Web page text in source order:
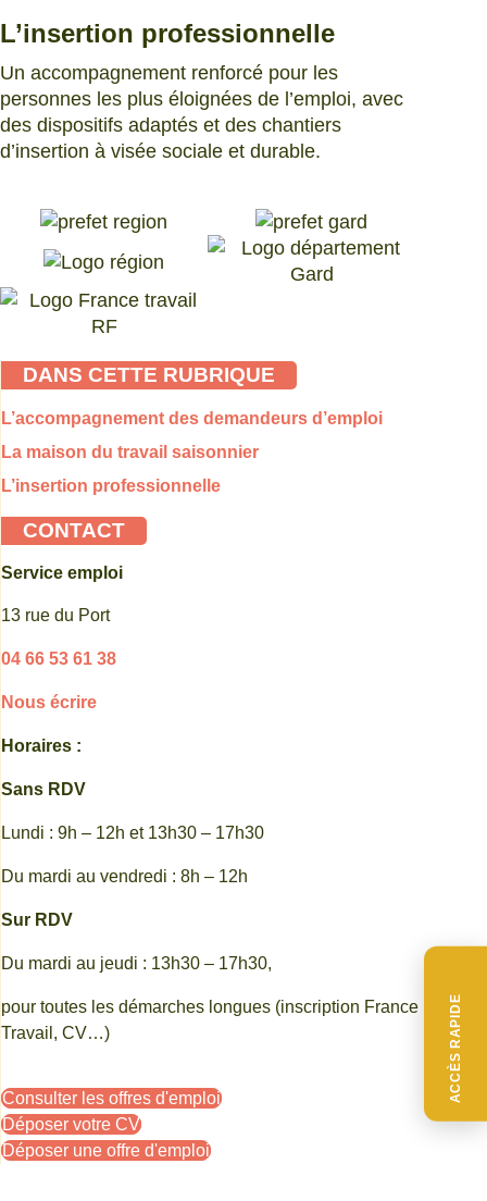
ACCÈS RAPIDE
L’insertion professionnelle
Un accompagnement renforcé pour les
personnes les plus éloignées de l’emploi, avec
des dispositifs adaptés et des chantiers
d’insertion à visée sociale et durable.
DANS CETTE RUBRIQUE
L’accompagnement des demandeurs d’emploi
La maison du travail saisonnier
L’insertion professionnelle
CONTACT
Service emploi
13 rue du Port
04 66 53 61 38
Nous écrire
Horaires :
Sans RDV
Lundi : 9h – 12h et 13h30 – 17h30
Du mardi au vendredi : 8h – 12h
Sur RDV
Du mardi au jeudi : 13h30 – 17h30,
pour toutes les démarches longues (inscription France
Travail, CV…)
Consulter les offres d'emploi
Déposer votre CV
Déposer une offre d'emploi